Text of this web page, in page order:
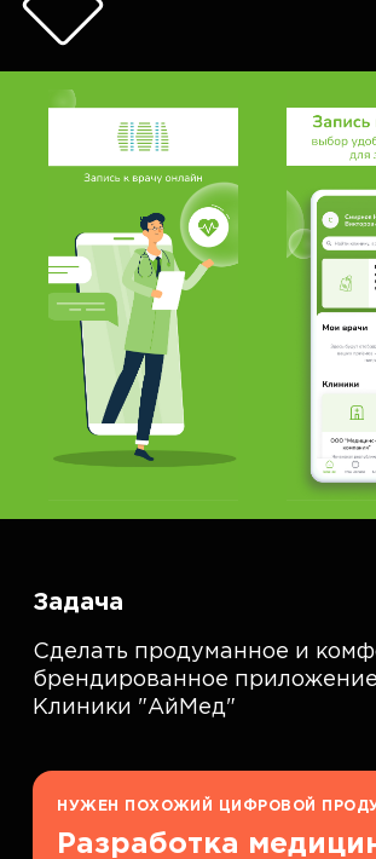
Задача
Сделать продуманное и
брендированное
Клиники "АйМед"
НУЖЕН ПОХОЖИЙ ЦИФРОВОЙ
Разработка